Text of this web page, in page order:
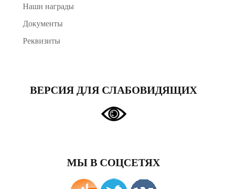
Наши награды
Документы
Реквизиты
ВЕРСИЯ ДЛЯ СЛАБОВИДЯЩИХ
МЫ В СОЦСЕТЯХ